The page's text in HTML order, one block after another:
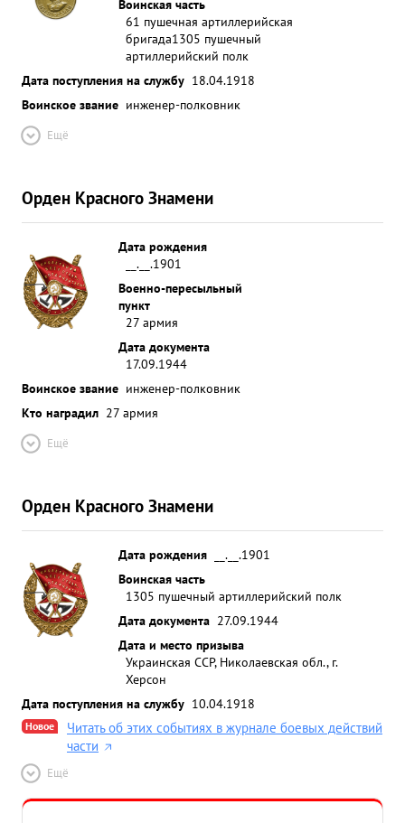
Воинская часть
61 пушечная артиллерийская
бригада1305 пушечный
артиллерийский полк
Дата поступления на службу 18.04.1918
Воинское звание инженер-полковник
Ещё
Орден Красного Знамени
Дата рождения
__.__.1901
Военно-пересыльный
пункт
27 армия
Дата документа
17.09.1944
Воинское звание инженер-полковник
Кто наградил 27 армия
Ещё
Орден Красного Знамени
Дата рождения
__.__.1901
Воинская часть
1305 пушечный артиллерийский полк
Дата документа 27.09.1944
Дата и место призыва
Украинская ССР, Николаевская обл., г.
Херсон
Дата поступления на службу 10.04.1918
Новое
Читать об этих событиях в журнале боевых действий
части
Ещё